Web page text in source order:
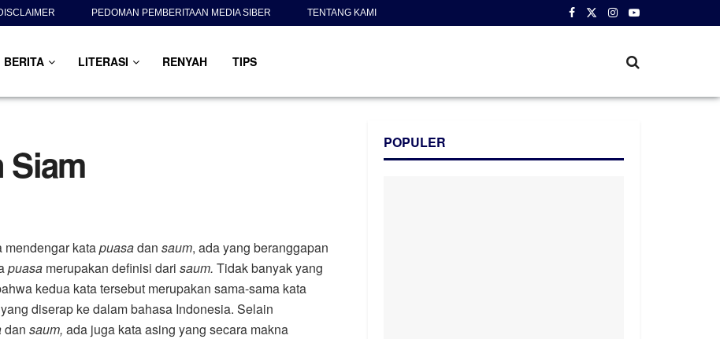
PEDOMAN PEMBERITAAN MEDIA SIBER TENTANG KAMI
BERITA LITERASI RENYAH TIPS
Siam
mendengar katapuasadan saum, ada yang beranggapan
puasa merupakan definisi dari saum. Tidak banyak yang
kedua kata tersebut merupakan sama-sama kata
diserap ke dalam bahasa Indonesia. Selain
dan saum, ada juga kata asing yang secara makna
POPULER